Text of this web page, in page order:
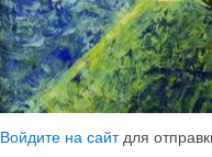
Войдите на сайтдля